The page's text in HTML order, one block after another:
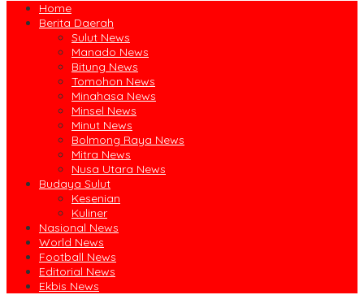
Home
Berita Daerah
Sulut News
Manado News
Bitung News
Tomohon News
Minahasa News
Minsel News
Minut News
Bolmong Raya News
Mitra News
Nusa Utara News
Budaya Sulut
Kesenian
Kuliner
Nasional News
World News
Football News
Editorial News
Ekbis News